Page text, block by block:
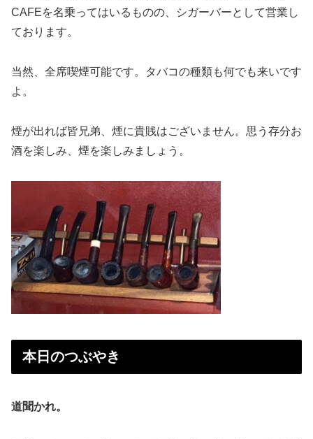
CAFEを名乗ってはいるものの、シガーバーとして営業し
ております。
当然、全席喫煙可能です。タバコの種類も何でも来いです
よ。
煙が出れば皆兄弟、煙に貴賎はございません。思う存分お
酒を楽しみ、煙を楽しみましょう。
本日のつぶやき
道聞かれ。